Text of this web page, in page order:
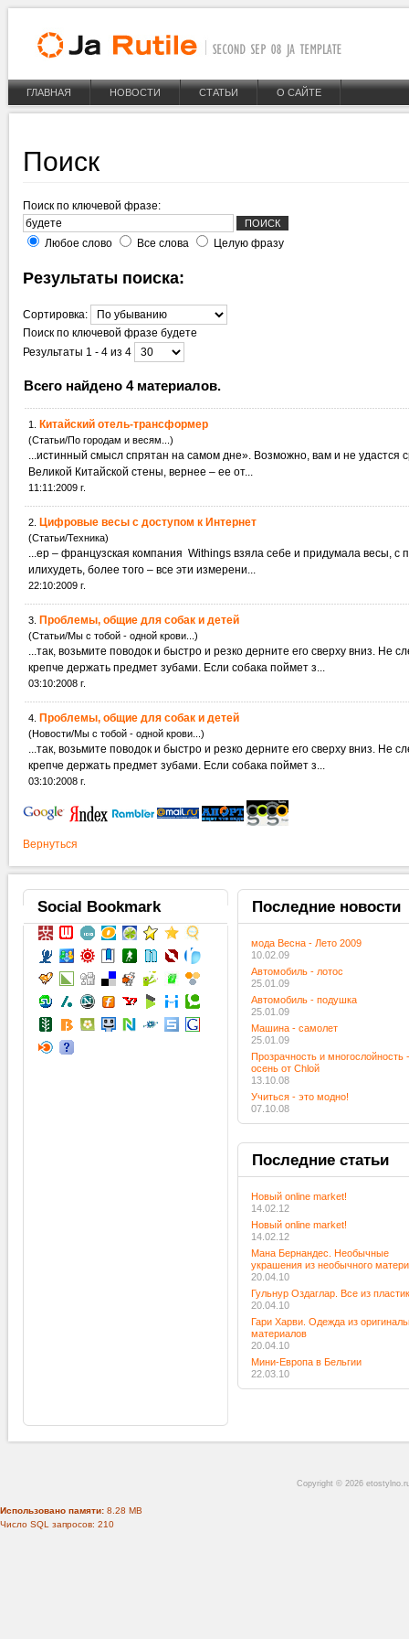
ГЛАВНАЯ НОВОСТИ СТАТЬИ О САЙТЕ
Поиск
Поиск по ключевой фразе:
Любое слово Все слова Целую фразу
Результаты поиска:
Сортировка:
Поиск по ключевой фразе будете
Результаты 1 - 4 из 4
Всего найдено 4 материалов.
1. Китайский отель-трансформер
(Статьи/По городам и весям...)
...истинный смысл спрятан на самом дне».
Великой Китайской стены, вернее – ее от...
11:11:2009 г.
2. Цифровые весы с доступом к Интернет
(Статьи/Техника)
...ер – французская компания Withings взяла себе и придумала весы,
илихудеть, более того – все эти измерени...
22:10:2009 г.
3. Проблемы, общие для собак и детей
(Статьи/Мы с тобой - одной крови...)
...так, возьмите поводок и быстро и резко дерните его сверху вниз. Не
крепче держать предмет зубами. Если собака поймет з...
03:10:2008 г.
4. Проблемы, общие для собак и детей
(Новости/Мы с тобой - одной крови...)
...так, возьмите поводок и быстро и резко дерните его сверху вниз. Не
крепче держать предмет зубами. Если собака поймет з...
03:10:2008 г.
Вернуться
Social Bookmark Последниеновости
мода Весна - Лето 2009
10.02.09
Автомобиль - лотос
25.01.09
Автомобиль - подушка
25.01.09
Машина - самолет
25.01.09
Прозрачность и многослойность -
осень от Chloй
13.10.08
Учиться - это модно!
07.10.08
Последниестатьи
Новый online market!
14.02.12
Новый online market!
14.02.12
Мана Бернандес. Необычные
украшения из необычного
20.04.10
Гульнур Оздаглар. Все из
20.04.10
Гари Харви. Одежда из
материалов
20.04.10
Мини-Европа в Бельгии
22.03.10
Copyright © 2026
Использовано памяти: 8.28 MB
Число SQL запросов: 210